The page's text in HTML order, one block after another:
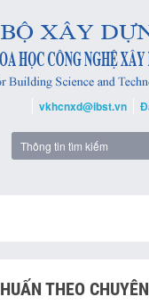
vkhcnxd@ibst.vn
THEO